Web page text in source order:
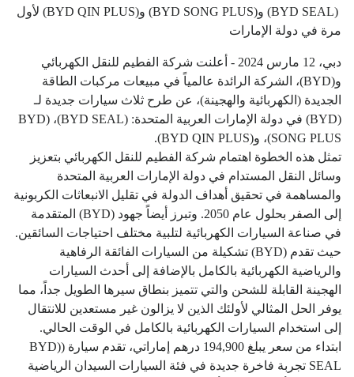
(BYD SEAL) و(BYD SONG PLUS) و(BYD QIN PLUS) لأول
مرة في دولة الإمارات
دبي، 12 مارس 2024 - أعلنت شركة الفطيم للنقل الكهربائي
و(BYD)، الشركة الرائدة عالمياً في مبيعات مركبات الطاقة
الجديدة (الكهربائية والهجينة)، عن طرح ثلاث سيارات جديدة لـ
(BYD) في دولة الإمارات العربية المتحدة: (BYD SEAL)، (BYD
SONG PLUS)، و(BYD QIN PLUS).
تمثل هذه الخطوة اهتمام شركة الفطيم للنقل الكهربائي بتعزيز
وسائل النقل المستدام في دولة الإمارات العربية المتحدة
والمساهمة في تحقيق أهداف الدولة في تقليل الانبعاثات الكربونية
إلى الصفر بحلول عام 2050. وتبرز أيضاً جهود (BYD) المتقدمة
في صناعة السيارات الكهربائية لتلبية مختلف احتياجات السائقين.
حيث تقدم (BYD) تشكيلة من السيارات الفائقة الرفاهية
والرياضية الكهربائية بالكامل بالإضافة إلى أحدث السيارات
الهجينة القابلة للشحن والتي تتميز بنطاق سيرها الطويل جداً، مما
يوفر الحل المثالي لأولئك الذين لا يزالون غير مستعدين للانتقال
إلى استخدام السيارات الكهربائية بالكامل في الوقت الحالي.
ابتداء من سعر يبلغ 194,900 درهم إماراتي، تقدم سيارة ((BYD
SEAL تجربة فاخرة جديدة في فئة السيارات السيدان الرياضية